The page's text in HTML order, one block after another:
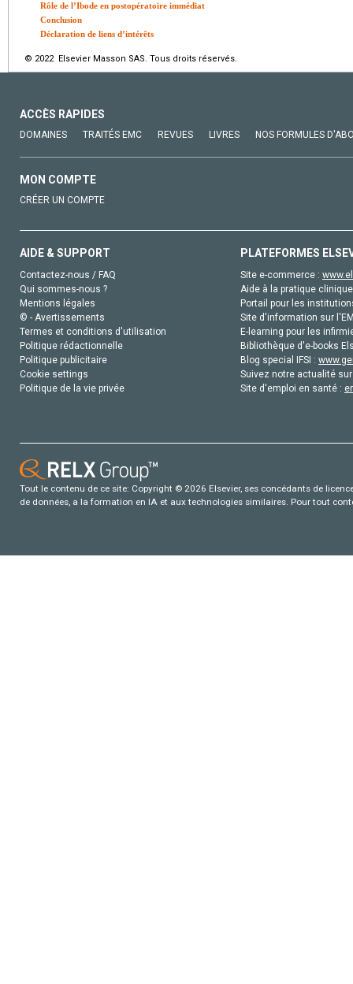
Rôle de l’Ibode en postopératoire immédiat
Conclusion
Déclaration de liens d’intérêts
© 2022 Elsevier Masson SAS. Tous droits réservés.
ACCÈS RAPIDES
DOMAINES TRAITÉS EMC REVUES LIVRES NOS FORMULES
MON COMPTE
CRÉER UN COMPTE
AIDE & SUPPORT
Contactez-nous / FAQ
Qui sommes-nous ?
Mentions légales
© - Avertissements
Termes et conditions d'utilisation
Politique rédactionnelle
Politique publicitaire
Cookie settings
Politique de la vie privée
PLATEFORMES
Site e-commerce :
Aide à la pratique
Portail pour les
Site d'information sur
E-learning pour les
Bibliothèque d'e-books
Blog special IFSI :
Suivez notre actualité
Site d'emploi en santé :
Tout le contenu de ce site: Copyright © 2026 Elsevier, ses concédants de
de données, a la formation en IA et aux technologies similaires. Pour tout